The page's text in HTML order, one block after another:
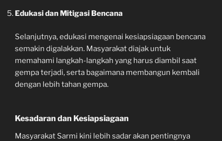
Edukasi dan Mitigasi Bencana
Selanjutnya, edukasi mengenai kesiapsiagaan bencana
semakin digalakkan. Masyarakat diajak untuk
memahami langkah-langkah yang harus diambil saat
gempa terjadi, serta bagaimana membangun kembali
dengan lebih tahan gempa.
Kesadaran dan Kesiapsiagaan
Masyarakat Sarmi kini lebih sadar akan pentingnya